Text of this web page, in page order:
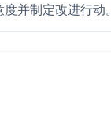
并制定改进行动。